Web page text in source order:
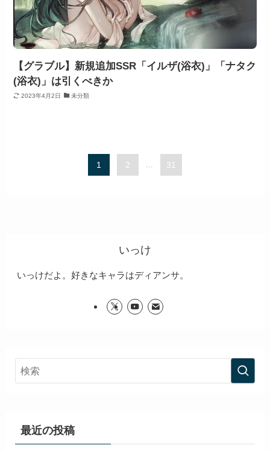
【グラブル】新規追加SSR「イルザ(浴衣)」「ナタク
(浴衣)」は引くべきか
2023年4月2日 未分類
1 2 31
いっけ
いっけだよ。好きなキャラはディアンサ。
最近の投稿